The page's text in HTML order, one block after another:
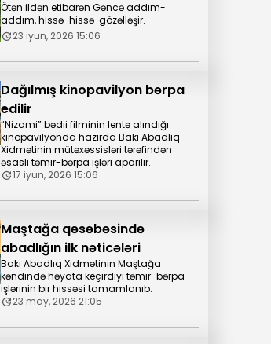
Ötən ildən etibarən Gəncə addım-
addım, hissə-hissə gözəlləşir.
23 iyun, 2026 15:06
Dağılmış kinopavilyon bərpa
edilir
“Nizami” bədii filminin lentə alındığı
kinopavilyonda hazırda Bakı Abadlıq
Xidmətinin mütəxəssisləri tərəfindən
əsaslı təmir-bərpa işləri aparılır.
17 iyun, 2026 15:06
Maştağa qəsəbəsində
abadlığın ilk nəticələri
Bakı Abadlıq Xidmətinin Maştağa
kəndində həyata keçirdiyi təmir-bərpa
işlərinin bir hissəsi tamamlanıb.
23 may, 2026 21:05